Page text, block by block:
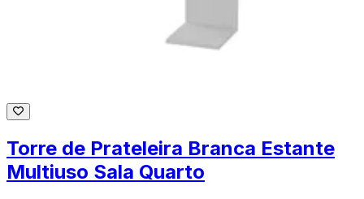
Torre de Prateleira Branca Estante
Multiuso Sala Quarto